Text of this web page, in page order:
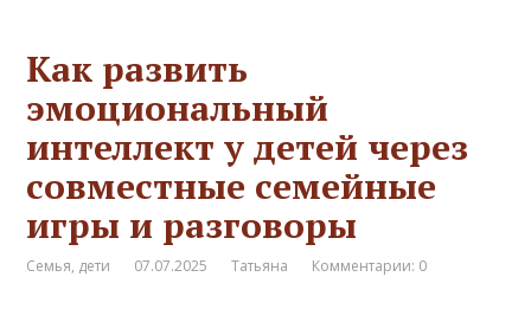
Как развить
эмоциональный
интеллект у детей через
совместные семейные
игры и разговоры
Семья, дети 07.07.2025 Татьяна Комментарии: 0